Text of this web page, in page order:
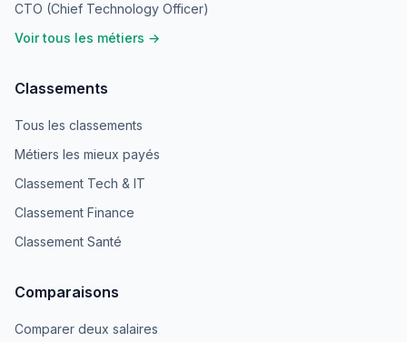
CTO (Chief Technology Officer)
Voir tous les métiers →
Classements
Tous les classements
Métiers les mieux payés
Classement Tech & IT
Classement Finance
Classement Santé
Comparaisons
Comparer deux salaires